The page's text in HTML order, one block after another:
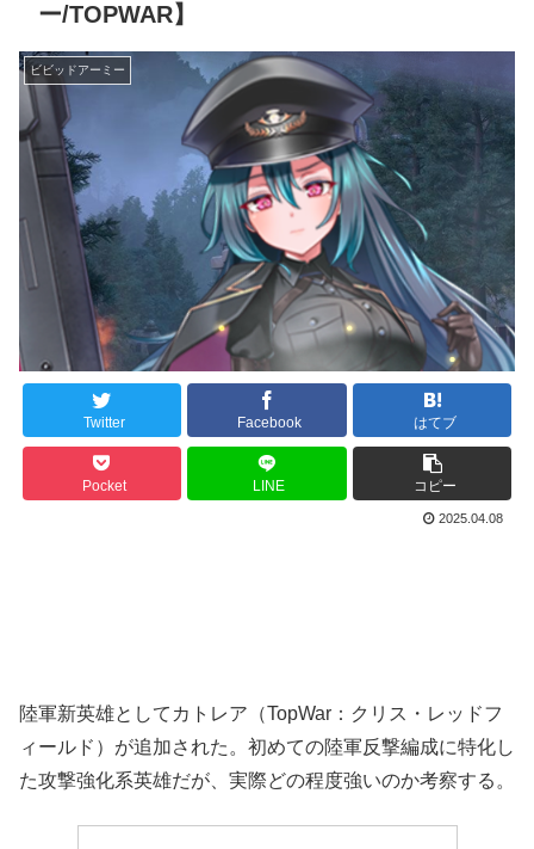
ー/TOPWAR】
ビビッドアーミー
Twitter Facebook はてブ
Pocket LINE コピー
2025.04.08
陸軍新英雄としてカトレア（TopWar：クリス・レッドフ
ィールド）が追加された。初めての陸軍反撃編成に特化し
た攻撃強化系英雄だが、実際どの程度強いのか考察する。